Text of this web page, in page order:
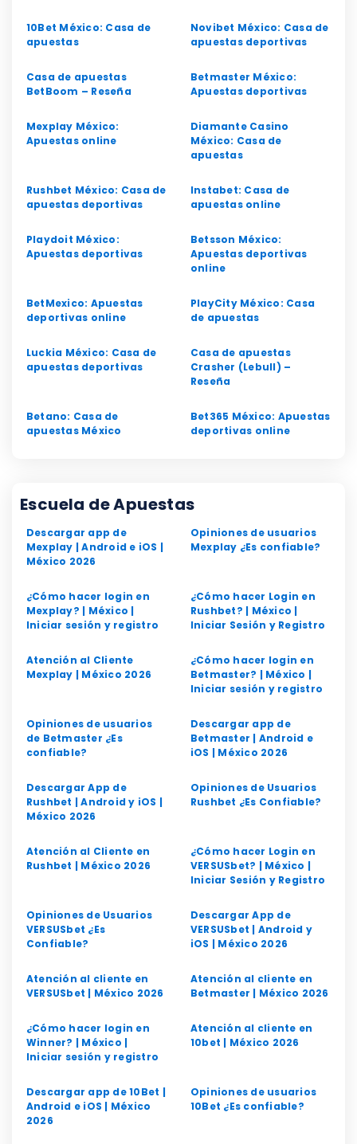
10Bet México: Casa de
apuestas
Novibet México: Casa de
apuestas deportivas
Casa de apuestas
BetBoom – Reseña
Betmaster México:
Apuestas deportivas
Mexplay México:
Apuestas online
Diamante Casino
México: Casa de
apuestas
Rushbet México: Casa de
apuestas deportivas
Instabet: Casa de
apuestas online
Playdoit México:
Apuestas deportivas
Betsson México:
Apuestas deportivas
online
BetMexico: Apuestas
deportivas online
PlayCity México: Casa
de apuestas
Luckia México: Casa de
apuestas deportivas
Casa de apuestas
Crasher (Lebull) –
Reseña
Betano: Casa de
apuestas México
Bet365 México: Apuestas
deportivas online
Escuela de Apuestas
Descargar app de
Mexplay | Android e iOS |
México 2026
Opiniones de usuarios
Mexplay ¿Es confiable?
¿Cómo hacer login en
Mexplay? | México |
Iniciar sesión y registro
¿Cómo hacer Login en
Rushbet? | México |
Iniciar Sesión y Registro
Atención al Cliente
Mexplay | México 2026
¿Cómo hacer login en
Betmaster? | México |
Iniciar sesión y registro
Opiniones de usuarios
de Betmaster ¿Es
confiable?
Descargar app de
Betmaster | Android e
iOS | México 2026
Descargar App de
Rushbet | Android y iOS |
México 2026
Opiniones de Usuarios
Rushbet ¿Es Confiable?
Atención al Cliente en
Rushbet | México 2026
¿Cómo hacer Login en
VERSUSbet? | México |
Iniciar Sesión y Registro
Opiniones de Usuarios
VERSUSbet ¿Es
Confiable?
Descargar App de
VERSUSbet | Android y
iOS | México 2026
Atención al cliente en
VERSUSbet | México 2026
Atención al cliente en
Betmaster | México 2026
¿Cómo hacer login en
Winner? | México |
Iniciar sesión y registro
Atención al cliente en
10bet | México 2026
Descargar app de 10Bet |
Android e iOS | México
2026
Opiniones de usuarios
10Bet ¿Es confiable?